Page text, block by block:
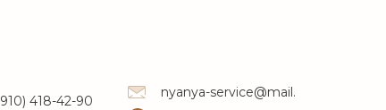
418-42-90
nyanya-service@mail.ru